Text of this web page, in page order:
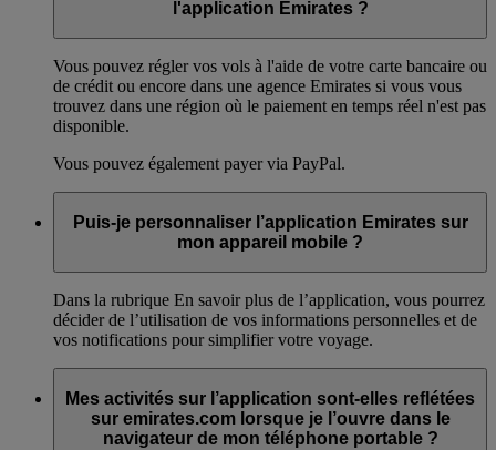
l'application Emirates ?
Vous pouvez régler vos vols à l'aide de votre carte bancaire ou
de crédit ou encore dans une agence Emirates si vous vous
trouvez dans une région où le paiement en temps réel n'est pas
disponible.
Vous pouvez également payer via PayPal.
Puis-je personnaliser l’application Emirates sur
mon appareil mobile ?
Dans la rubrique En savoir plus de l’application, vous pourrez
décider de l’utilisation de vos informations personnelles et de
vos notifications pour simplifier votre voyage.
Mes activités sur l’application sont-elles reflétées
sur emirates.com lorsque je l’ouvre dans le
navigateur de mon téléphone portable ?